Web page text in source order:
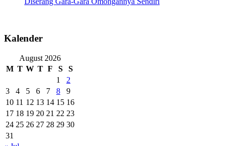
Kalender
August 2026
M T W T F S
S
1
2
3
4 5 6 7 8
9
10 11 12 13 14 15 16
17 18 19 20 21 22 23
24 25 26 27 28 29 30
31